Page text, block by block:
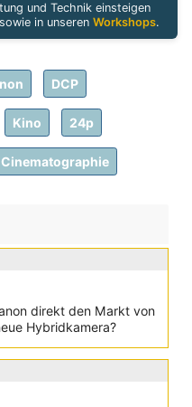
und Technik einsteigen
sowie in unserenWorkshops.
DCP
Kino 24p
direkt den Markt von
Hybridkamera?